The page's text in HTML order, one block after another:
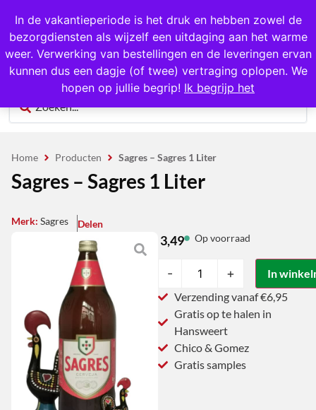
In de vakantieperiode is het druk en hebben zowel de
bezorgdiensten als wijzelf een uitdaging aan het warme
weer. Verwerking van bestellingen en de leveringen ervan
kunnen dus een dagje (of twee) vertraging oplopen. We
hopen op jullie begrip! Ik begrijp het
1000+ producten op voorraad
0
Home Producten Sagres – Sagres 1 Liter
Sagres – Sagres 1 Liter
Merk: Sagres Delen
3,49 Op voorraad
- +
In
Verzending vanaf €6,95
Gratis op te halen in
Hansweert
Chico & Gomez
Gratis samples